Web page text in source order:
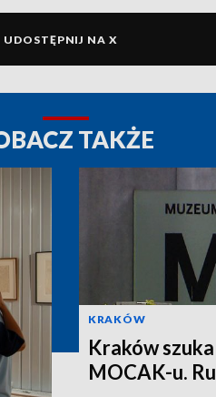
UDOSTĘPNIJ NA X
TAKŻE
KRAKÓW
Kraków
MOCAK-u.